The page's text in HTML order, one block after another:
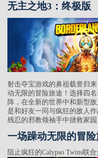
无主之地3：终极版
射击夺宝游戏的鼻祖载誉归
动无限的冒险旅途！选择四
阵，在全新的世界中和新型
是和好友一同与疯狂的敌人
残忍的邪教领袖手中拯救家园
一场躁动无限的冒
阻止疯狂的Calypso Twins联